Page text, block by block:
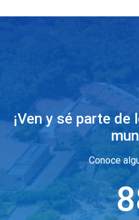
¡Ven y sé parte
Conoce